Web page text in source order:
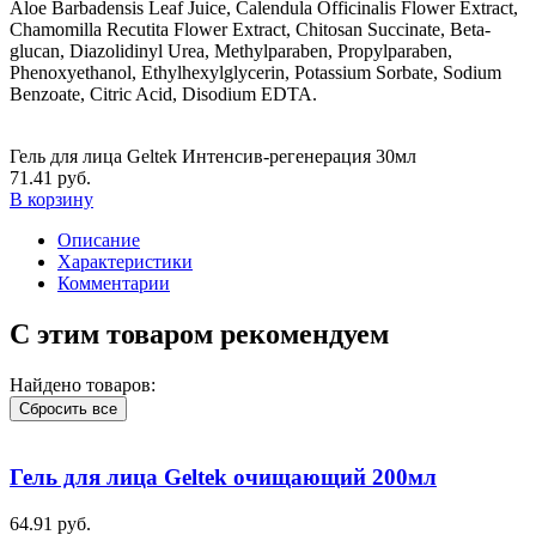
Aloe Barbadensis Leaf Juice, Calendula Officinalis Flower Extract,
Chamomilla Recutita Flower Extract, Chitosan Succinate, Beta-
glucan, Diazolidinyl Urea, Methylparaben, Propylparaben,
Phenoxyethanol, Ethylhexylglycerin, Potassium Sorbate, Sodium
Benzoate, Citric Acid, Disodium EDTA.
Гель для лица Geltek Интенсив-регенерация 30мл
71.41 руб.
В корзину
Описание
Характеристики
Комментарии
С этим товаром рекомендуем
Найдено товаров:
Сбросить все
Гель для лица Geltek очищающий 200мл
64.91 руб.